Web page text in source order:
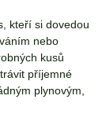
kteří si dovedou
nebo
kusů
příjemné
plynovým,